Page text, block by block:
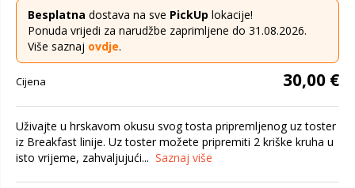
Besplatna dostava na sve PickUp lokacije!
Ponuda vrijedi za narudžbe zaprimljene do 31.08.2026.
Više saznaj ovdje.
Cijena 30,00 €
Uživajte u hrskavom okusu svog tosta pripremljenog uz toster
iz Breakfast linije. Uz toster možete pripremiti 2 kriške kruha u
isto vrijeme, zahvaljujući... Saznaj više